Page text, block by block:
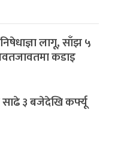
लागू, साँझ ५
कडाइ
३ बजेदेखि कर्फ्यू